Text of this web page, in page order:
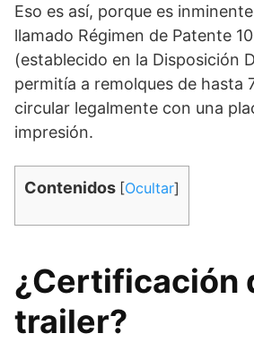
Eso es así, porque es
llamado Régimen de Patente
(establecido en la Disposición
permitía a remolques de hasta
circular legalmente con una
impresión.
Contenidos [Ocultar]
¿Certificación
trailer?